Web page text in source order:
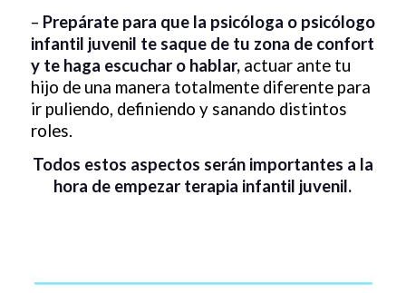
– Prepárate para que la psicóloga o psicólogo
infantil juvenil te saque de tu zona de confort
y te haga escuchar o hablar,actuar ante tu
hijo de una manera totalmente diferente para
ir puliendo, definiendo y sanando distintos
roles.
Todos estos aspectos serán importantes a la
hora de empezar terapia infantil juvenil.